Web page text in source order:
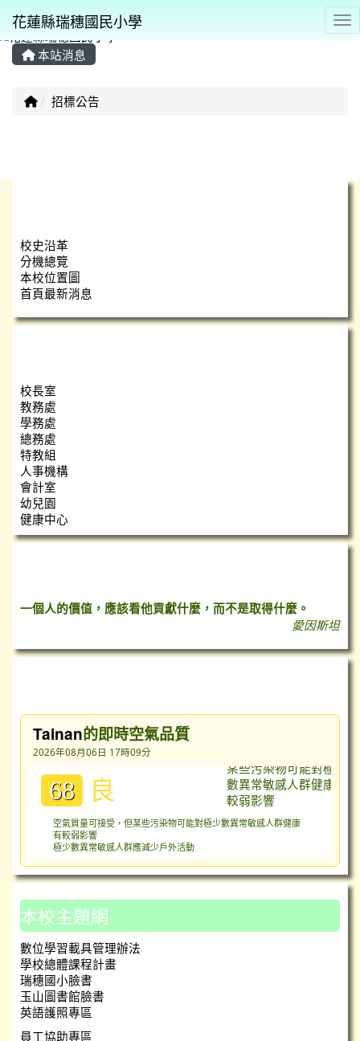
花蓮縣瑞穗國民小學
本站消息
回首頁
招標公告
校史沿革
分機總覽
本校位置圖
首頁最新消息
校長室
教務處
學務處
總務處
特教組
人事機構
會計室
幼兒園
健康中心
一個人的價值，應該看他貢獻什麼，而不是取得什麼。
愛因斯坦
Tainan的即時空氣品質
2026年08月06日 17時09分
68 良
空氣質量可接受，但某些污染物可能對極少數異常敏感人群健康
有較弱影響
極少數異常敏感人群應減少戶外活動
本校主題網
數位學習載具管理辦法
學校總體課程計畫
瑞穗國小臉書
玉山圖書館臉書
英語護照專區
員工協助專區